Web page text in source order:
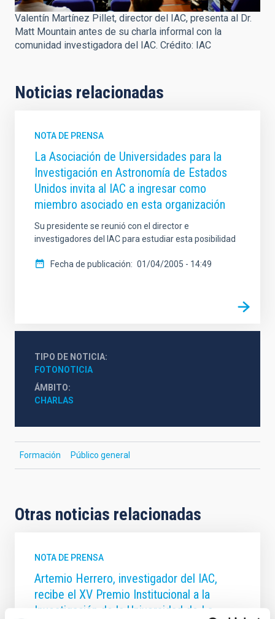
Valentín Martínez Pillet, director del IAC, presenta al Dr.
Matt Mountain antes de su charla informal con la
comunidad investigadora del IAC. Crédito: IAC
Noticias relacionadas
NOTA DE PRENSA
La Asociación de Universidades para la
Investigación en Astronomía de Estados
Unidos invita al IAC a ingresar como
miembro asociado en esta organización
Su presidente se reunió con el director e
investigadores del IAC para estudiar esta posibilidad
Fecha de publicación 01/04/2005 - 14:49
TIPO DE NOTICIA
FOTONOTICIA
ÁMBITO
CHARLAS
Formación Público general
Otras noticias relacionadas
NOTA DE PRENSA
Artemio Herrero, investigador del IAC,
recibe el XV Premio Institucional a la
Investigación de la Universidad de La